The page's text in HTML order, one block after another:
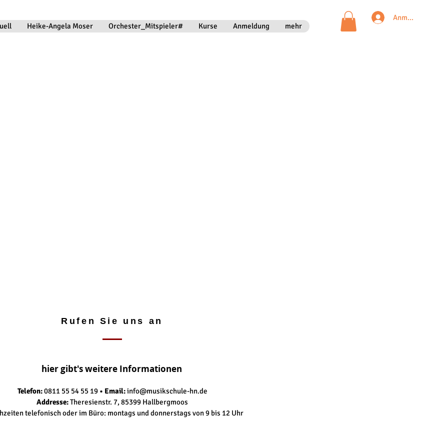
Heike-Angela Moser Orchester_Mitspieler# Kurse Anmeldung mehr
Anmelden
Rufen Sie uns an
hier gibt's weitere Informationen
Telefon:0811 55 54 55 19 • Email:info@musikschule-hn.de
Addresse:Theresienstr. 7, 85399 Hallbergmoos
telefonisch oder im Büro: montags und donnerstags von 9 bis 12 Uhr